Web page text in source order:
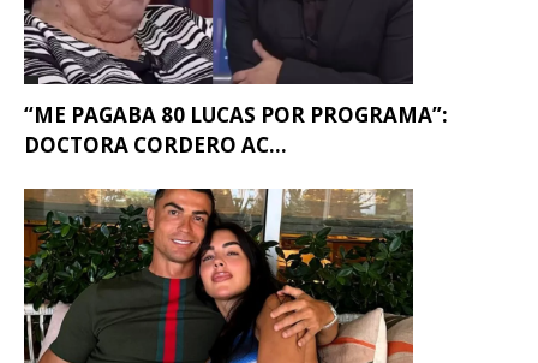
“ME PAGABA 80 LUCAS POR PROGRAMA”:
DOCTORA CORDERO AC...